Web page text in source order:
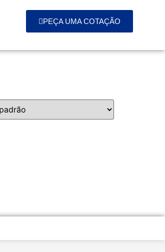
PEÇA UMA COTAÇÃO